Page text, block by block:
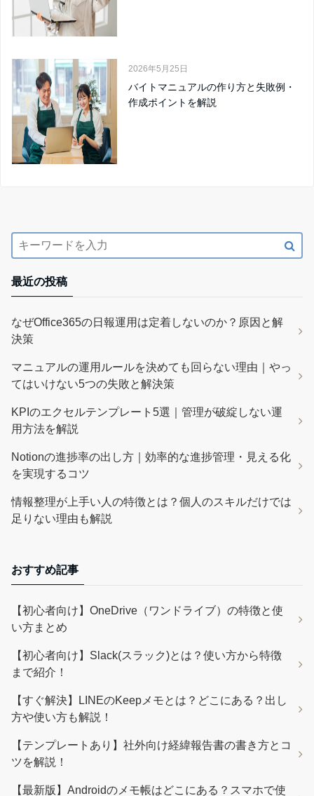
2026年5月25日
バイトマニュアルの作り方と失敗例・
作成ポイントを解説
最近の投稿
なぜOffice365の日報運用は定着しないのか？原因と解
決策
マニュアルの運用ルールを決めても回らない理由｜やっ
てはいけない5つの失敗と解決策
KPIのエクセルテンプレート5選｜管理が破綻しない運
用方法を解説
Notionの進捗率の出し方｜効率的な進捗管理・見える化
を実現するコツ
情報整理が上手い人の特徴とは？個人のスキルだけでは
足りない理由も解説
おすすめ記事
【初心者向け】OneDrive（ワンドライブ）の特徴と使
い方まとめ
【初心者向け】Slack(スラック)とは？使い方から特徴
まで紹介！
【すぐ解決】LINEのKeepメモとは？どこにある？出し
方や使い方も解説！
【テンプレートあり】社外向け経緯報告書の書き方とコ
ツを解説！
【最新版】Androidのメモ帳はどこにある？スマホで使